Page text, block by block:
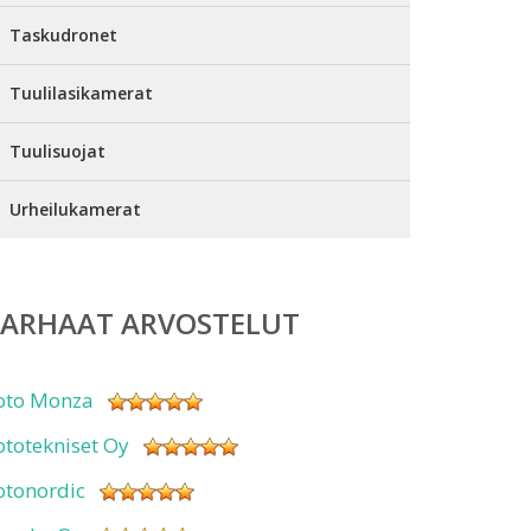
Taskudronet
Tuulilasikamerat
Tuulisuojat
Urheilukamerat
ARVOSTELUT
Monza
Oy